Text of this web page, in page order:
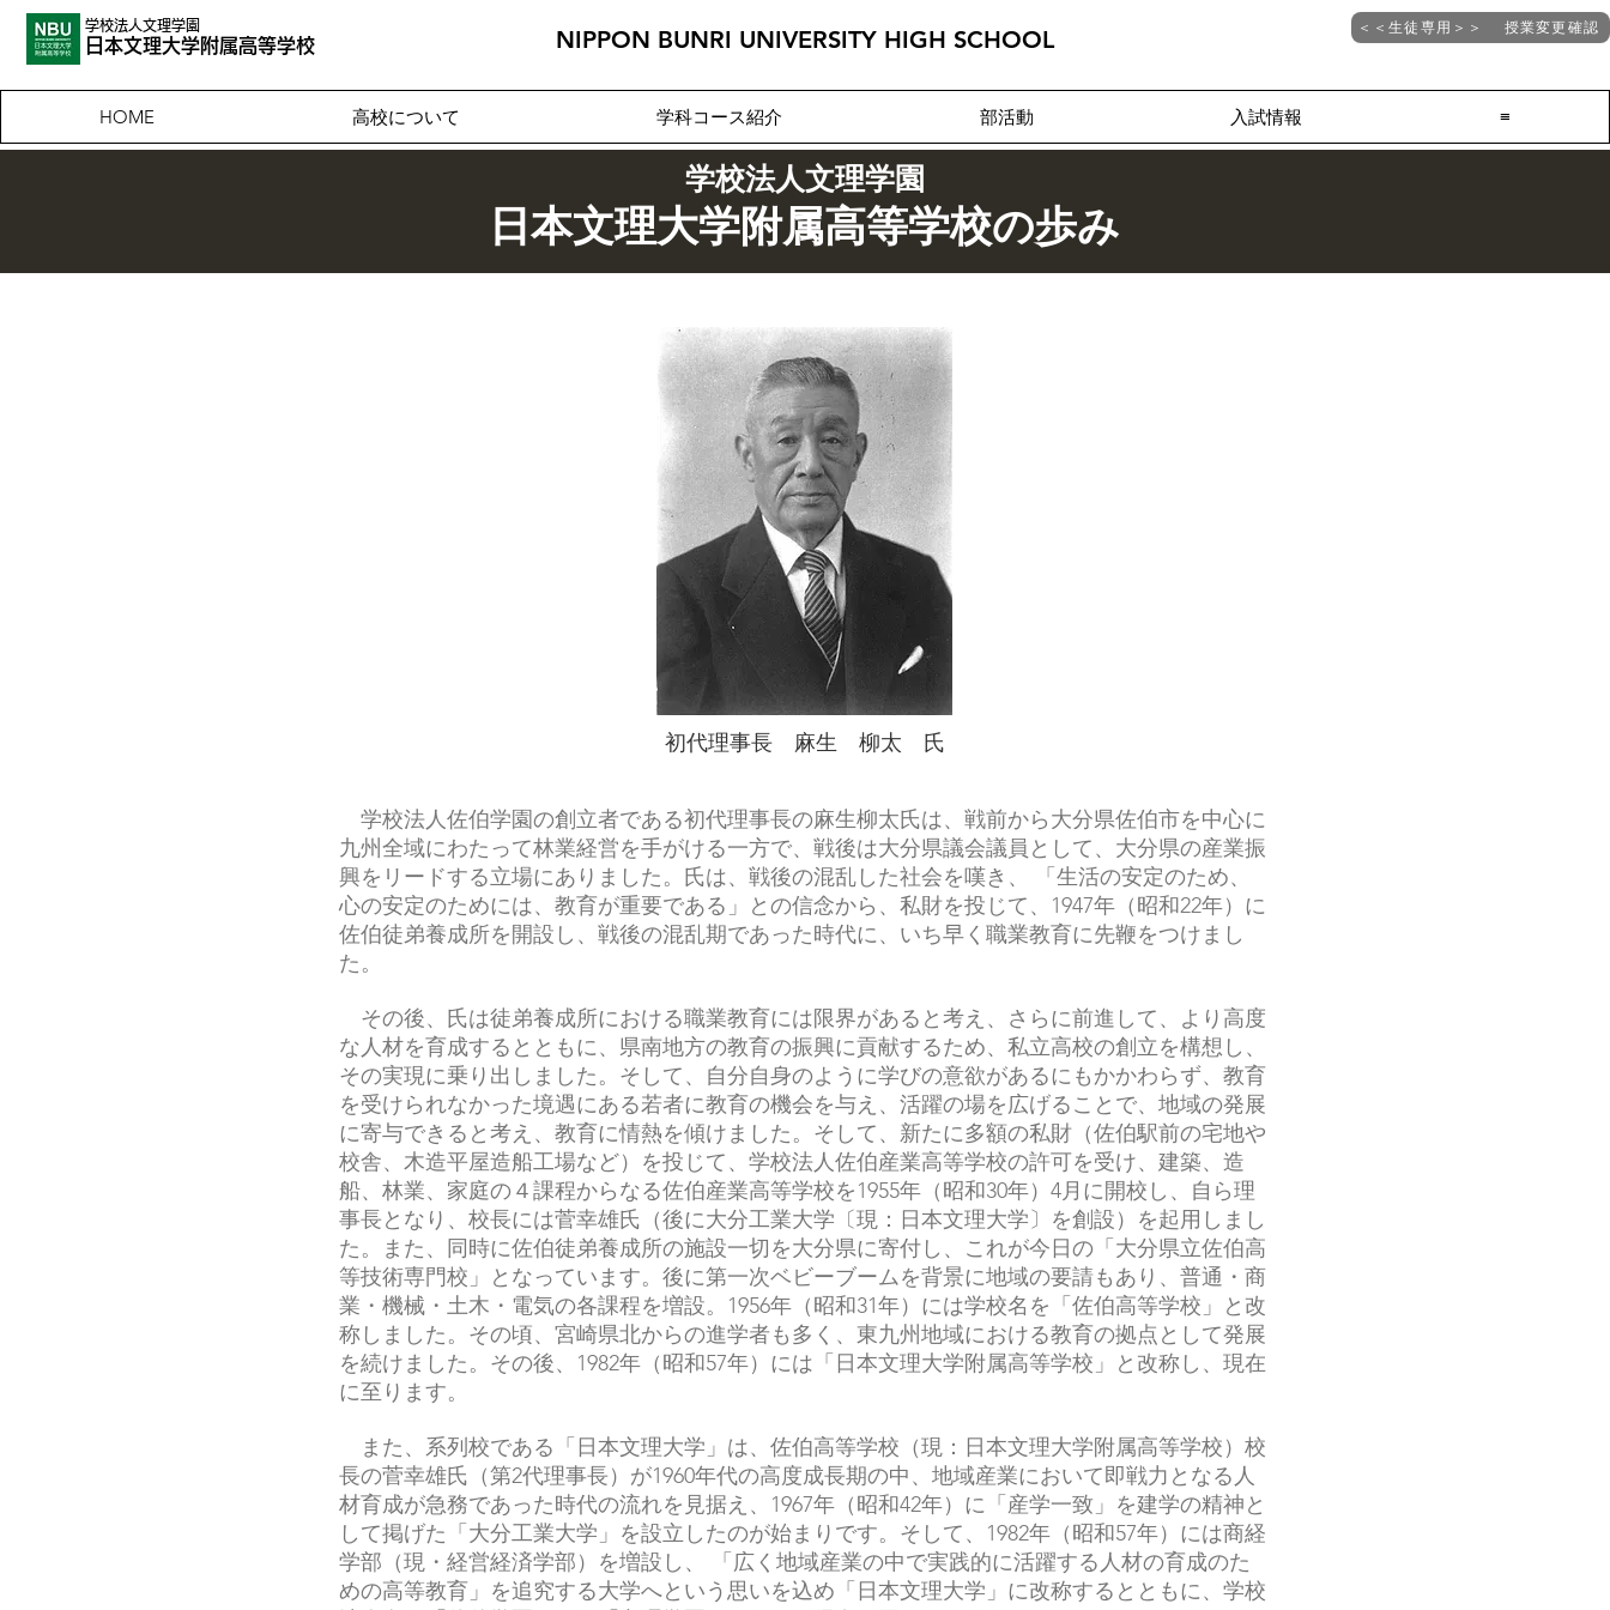
学校法人文理学園
​日本文理大学附属高等学校
＜＜生徒専用＞＞ 授業変更確認
NIPPON BUNRI UNIVERSITY HIGH SCHOOL
HOME 高校について 学科コース紹介 部活動 入試情報 ≡
学校法人文理学園
日本文理大学附属高等学校の歩み
初代理事長 麻生 柳太 氏
学校法人佐伯学園の創立者である初代理事長の麻生柳太氏は、戦前から大分県佐伯市を中心に
九州全域にわたって林業経営を手がける一方で、戦後は大分県議会議員として、大分県の産業振
興をリードする立場にありました。氏は、戦後の混乱した社会を嘆き、 「生活の安定のため、
心の安定のためには、教育が重要である」との信念から、私財を投じて、1947年（昭和22年）に
佐伯徒弟養成所を開設し、戦後の混乱期であった時代に、いち早く職業教育に先鞭をつけまし
た。
その後、氏は徒弟養成所における職業教育には限界があると考え、さらに前進して、より高度
な人材を育成するとともに、県南地方の教育の振興に貢献するため、私立高校の創立を構想し、
その実現に乗り出しました。そして、自分自身のように学びの意欲があるにもかかわらず、教育
を受けられなかった境遇にある若者に教育の機会を与え、活躍の場を広げることで、地域の発展
に寄与できると考え、教育に情熱を傾けました。そして、新たに多額の私財（佐伯駅前の宅地や
校舎、木造平屋造船工場など）を投じて、学校法人佐伯産業高等学校の許可を受け、建築、造
船、林業、家庭の４課程からなる佐伯産業高等学校を1955年（昭和30年）4月に開校し、自ら理
事長となり、校長には菅幸雄氏（後に大分工業大学〔現：日本文理大学〕を創設）を起用しまし
た。また、同時に佐伯徒弟養成所の施設一切を大分県に寄付し、これが今日の「大分県立佐伯高
等技術専門校」となっています。後に第一次ベビーブームを背景に地域の要請もあり、普通・商
業・機械・土木・電気の各課程を増設。1956年（昭和31年）には学校名を「佐伯高等学校」と改
称しました。その頃、宮崎県北からの進学者も多く、東九州地域における教育の拠点として発展
を続けました。その後、1982年（昭和57年）には「日本文理大学附属高等学校」と改称し、現在
に至ります。
また、系列校である「日本文理大学」は、佐伯高等学校（現：日本文理大学附属高等学校）校
長の菅幸雄氏（第2代理事長）が1960年代の高度成長期の中、地域産業において即戦力となる人
材育成が急務であった時代の流れを見据え、1967年（昭和42年）に「産学一致」を建学の精神と
して掲げた「大分工業大学」を設立したのが始まりです。そして、1982年（昭和57年）には商経
学部（現・経営経済学部）を増設し、 「広く地域産業の中で実践的に活躍する人材の育成のた
めの高等教育」を追究する大学へという思いを込め「日本文理大学」に改称するとともに、学校